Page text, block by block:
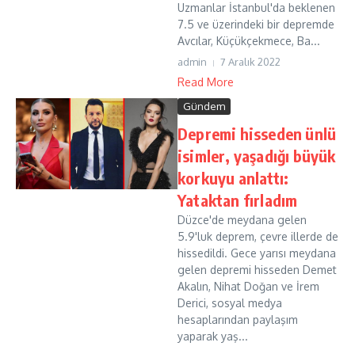
Uzmanlar İstanbul'da beklenen
7.5 ve üzerindeki bir depremde
Avcılar, Küçükçekmece, Ba...
admin 7 Aralık 2022
Read More
Gündem
Depremi hisseden ünlü
isimler, yaşadığı büyük
korkuyu anlattı:
Yataktan fırladım
Düzce'de meydana gelen
5.9'luk deprem, çevre illerde de
hissedildi. Gece yarısı meydana
gelen depremi hisseden Demet
Akalın, Nihat Doğan ve İrem
Derici, sosyal medya
hesaplarından paylaşım
yaparak yaş...